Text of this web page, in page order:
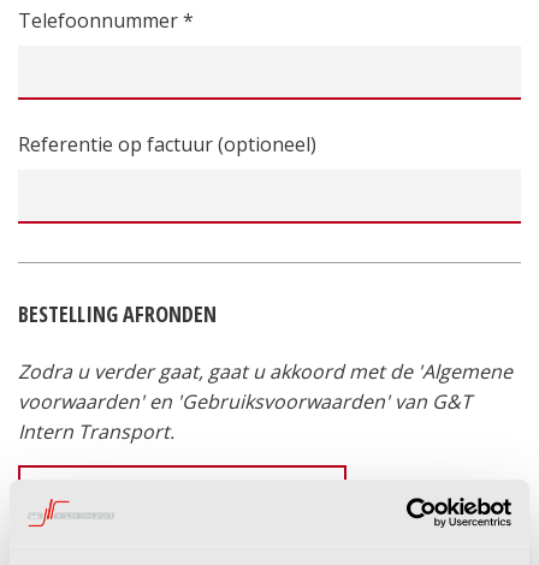
Telefoonnummer *
Referentie op factuur (optioneel)
BESTELLING AFRONDEN
Zodra u verder gaat, gaat u akkoord met de 'Algemene
voorwaarden' en 'Gebruiksvoorwaarden' van G&T
Intern Transport.
AKKOORD EN DIRECT AFREKENEN